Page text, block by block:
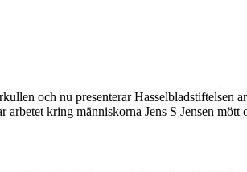
och nu presenterar
kring människorna Jens S Jensen